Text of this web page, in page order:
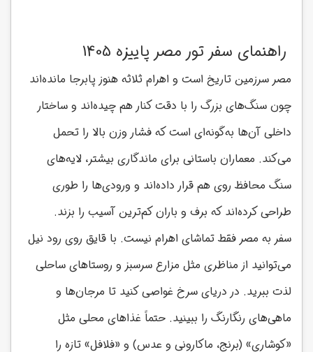
راهنمای سفر تور مصر پاییزه 1405
مصر سرزمین تاریخ است و اهرام ثلاثه هنوز پابرجا مانده‌اند
چون سنگ‌های بزرگ را با دقت کنار هم چیده‌اند و ساختار
داخلی آن‌ها به‌گونه‌ای است که فشار وزن بالا را تحمل
می‌کند. معماران باستانی برای ماندگاری بیشتر، لایه‌های
سنگ محافظ روی هم قرار داده‌اند و ورودی‌ها را طوری
طراحی کرده‌اند که برف و باران کم‌ترین آسیب را بزند.
سفر به مصر فقط تماشای اهرام نیست. با قایق روی رود نیل
می‌توانید از مناظری مثل مزارع سرسبز و روستاهای ساحلی
لذت ببرید. در دریای سرخ غواصی کنید تا مرجان‌ها و
ماهی‌های رنگارنگ را ببینید. حتماً غذاهای محلی مثل
«کوشاری» (برنج، ماکارونی و عدس) و «فلافل» تازه را